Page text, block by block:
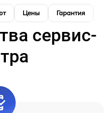
Цены Гарантия
сервис-